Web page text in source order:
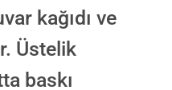
göre düzenlenmiş son hali
üretim yapılır.
SIPARIŞ VER
kağıdı ve
Üstelik
baskı